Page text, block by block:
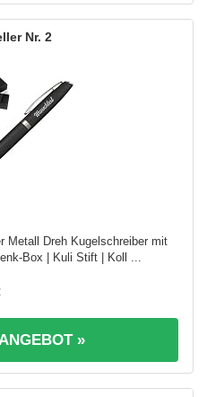
2
Metall Dreh Kugelschreiber mit
Box | Kuli Stift | Koll ...
»